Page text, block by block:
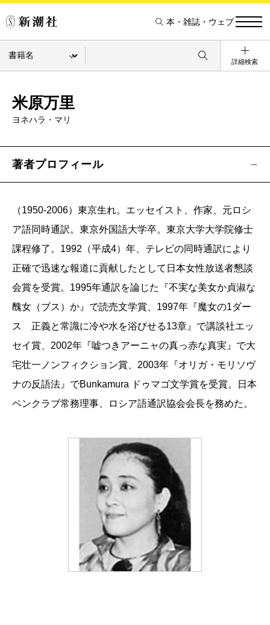
本・雑誌・ウェブ
詳細検索
米原万里
ヨネハラ・マリ
著者プロフィール
（1950-2006）東京生れ。エッセイスト、作家、元ロシ
ア語同時通訳。東京外国語大学卒。東京大学大学院修士
課程修了。1992（平成4）年、テレビの同時通訳により
正確で迅速な報道に貢献したとして日本女性放送者懇談
会賞を受賞。1995年通訳を論じた『不実な美女か貞淑な
醜女（ブス）か』で読売文学賞、1997年『魔女の1ダー
ス 正義と常識に冷や水を浴びせる13章』で講談社エッ
セイ賞、2002年『嘘つきアーニャの真っ赤な真実』で大
宅壮一ノンフィクション賞、2003年『オリガ・モリソヴ
ナの反語法』でBunkamura ドゥマゴ文学賞を受賞。日本
ペンクラブ常務理事、ロシア語通訳協会会長を務めた。